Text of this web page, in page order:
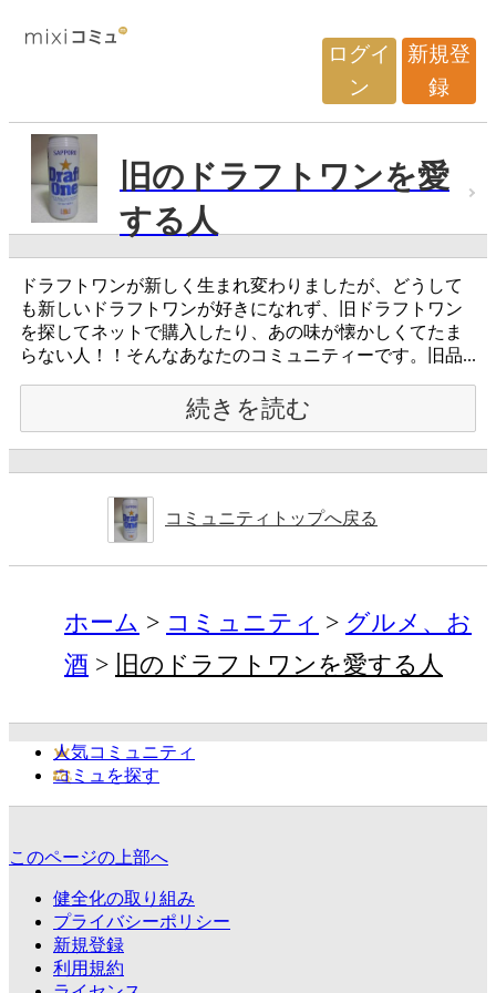
ログイ
ン
新規登
録
旧のドラフトワンを愛
する人
ドラフトワンが新しく生まれ変わりましたが、どうして
も新しいドラフトワンが好きになれず、旧ドラフトワン
を探してネットで購入したり、あの味が懐かしくてたま
らない人！！そんなあなたのコミュニティーです。旧品...
続きを読む
コミュニティトップへ戻る
ホーム コミュニティ
グルメ、お
酒
旧のドラフトワンを愛する人
人気コミュニティ
コミュを探す
このページの上部へ
健全化の取り組み
プライバシーポリシー
新規登録
利用規約